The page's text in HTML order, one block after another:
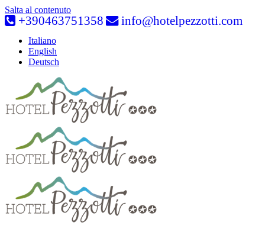
Salta al contenuto
+390463751358 info@hotelpezzotti.com
Italiano
English
Deutsch